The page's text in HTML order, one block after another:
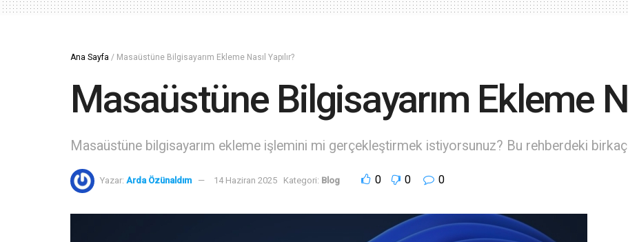
Ana Sayfa / Masaüstüne Bilgisayarım Ekleme Nasıl Yapılır?
Masaüstüne Bilgisayarım Ekleme
Masaüstüne bilgisayarım ekleme işlemini mi gerçekleştirmek istiyorsunuz? Bu rehberdeki birkaç
Yazar: Arda Özünaldım 14 Haziran 2025 Kategori: Blog 0 0 0